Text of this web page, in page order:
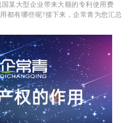
某大型企业带来大额的专利使用费
都有哪些呢?接下来，企常青为您汇总